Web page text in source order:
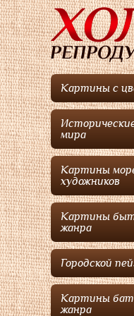
Картины с
мира
Картины
художников
Картины
жанра
Городской
Картины
жанра